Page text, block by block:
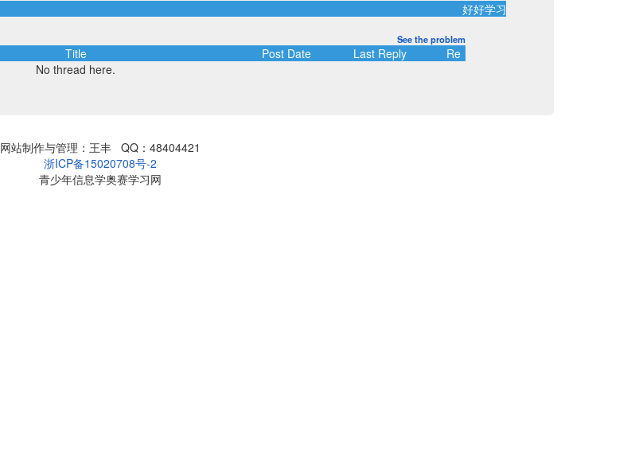
好好学习！天天向上！
See the problem
Title Post Date Last Reply
Re
No thread here.
网站制作与管理：王丰 QQ：48404421
浙ICP备15020708号-2
青少年信息学奥赛学习网